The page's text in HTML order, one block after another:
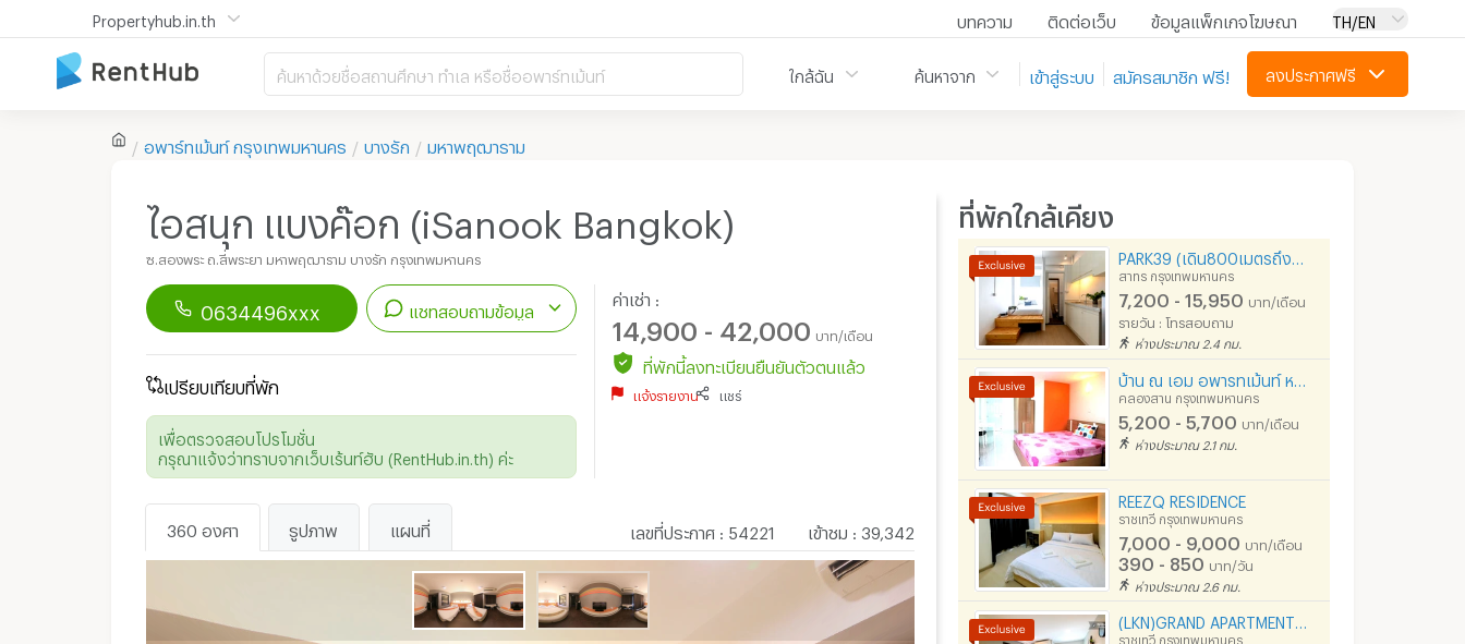
Propertyhub.in.th บทความ ติดต่อเว็บ ข้อมูลแพ็กเกจโฆษณา TH/EN
ค้นหาด้วยชื่อสถานศึกษา ทำเล หรือชื่ออพาร์ทเม้นท์ ใกล้ฉัน ค้นหาจาก เข้าสู่ระบบ สมัครสมาชิก ฟรี! ลงประกาศฟรี
อพาร์ทเม้นท์ กรุงเทพมหานคร บางรัก มหาพฤฒาราม
ไอสนุก แบงค๊อก (iSanook Bangkok)
ซ.สองพระ ถ.สี่พระยา มหาพฤฒาราม บางรัก กรุงเทพมหานคร
0634496xxx แชทสอบถามข้อมูล
เพื่อเริ่มแชทกับอพาร์ทเม้นท์นี้
Line ID : 0634496867
WhatsApp :
เปรียบเทียบที่พัก
เพื่อตรวจสอบโปรโมชั่น
กรุณาแจ้งว่าทราบจากเว็บเร้นท์ฮับ (RentHub.in.th) ค่ะ
ค่าเช่า :
14,900 - 42,000 บาท/เดือน
ที่พักนี้ลงทะเบียนยืนยันตัวตนแล้ว
แจ้งรายงาน แชร์
เลขที่ประกาศ 54221 เข้าชม 39,342
360 องศา รูปภาพ แผนที่
ที่พักใกล้เคียง
สาทร กรุงเทพมหานคร
7,200 - 15,950 บาท/เดือน
รายวัน : โทรสอบถาม
ห่างประมาณ 2.4 กม.
คลองสาน กรุงเทพมหานคร
5,200 - 5,700 บาท/เดือน
ห่างประมาณ 2.1 กม.
REEZQ RESIDENCE
ราชเทวี กรุงเทพมหานคร
7,000 - 9,000 บาท/เดือน
390 - 850 บาท/วัน
ห่างประมาณ 2.6 กม.
ราชเทวี กรุงเทพมหานคร